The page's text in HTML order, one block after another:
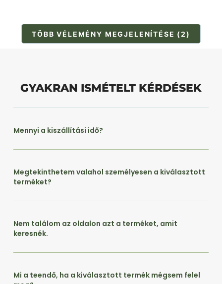
TÖBB VÉLEMÉNY MEGJELENÍTÉSE (2)
GYAKRAN ISMÉTELT KÉRDÉSEK
Mennyi a kiszállítási idő?
Megtekinthetem valahol személyesen a kiválasztott
terméket?
Nem találom az oldalon azt a terméket, amit
keresnék.
Mi a teendő, ha a kiválasztott termék mégsem felel